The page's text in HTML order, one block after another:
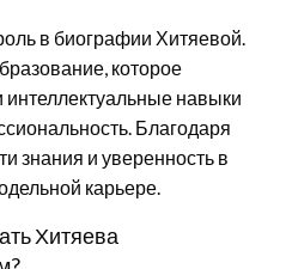
в биографии Хитяевой.
которое
интеллектуальные навыки
Благодаря
знания и уверенность в
карьере.
Хитяева